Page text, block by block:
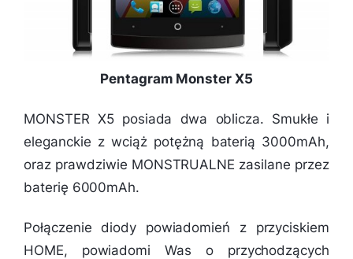
Pentagram Monster X5
MONSTER X5 posiada dwa oblicza. Smukłe i
eleganckie z wciąż potężną baterią 3000mAh,
oraz prawdziwie MONSTRUALNE zasilane przez
baterię 6000mAh.
Połączenie diody powiadomień z przyciskiem
HOME, powiadomi Was o przychodzących